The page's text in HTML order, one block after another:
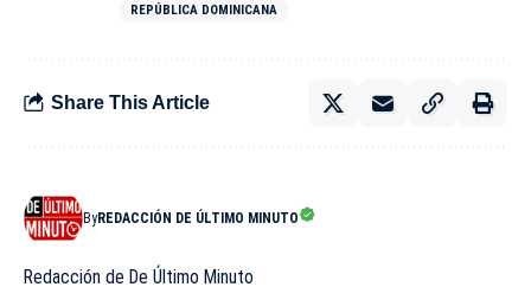
REPÚBLICA DOMINICANA
Share This Article
ByREDACCIÓN DE ÚLTIMO MINUTO
Redacción de De Último Minuto